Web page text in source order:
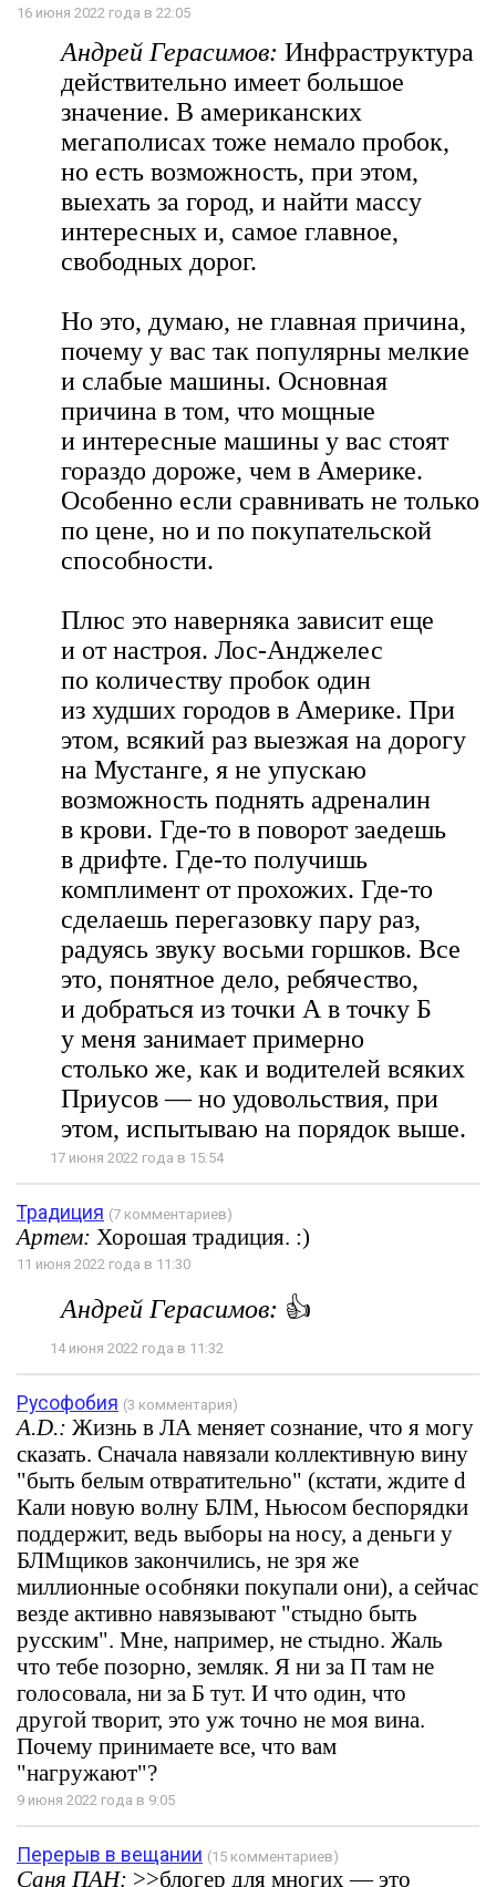
16 июня 2022 года в 22:05
Андрей Герасимов: Инфраструктура
действительно имеет большое
значение. В американских
мегаполисах тоже немало пробок,
но есть возможность, при этом,
выехать за город, и найти массу
интересных и, самое главное,
свободных дорог.
Но это, думаю, не главная причина,
почему у вас так популярны мелкие
и слабые машины. Основная
причина в том, что мощные
и интересные машины у вас стоят
гораздо дороже, чем в Америке.
Особенно если сравнивать не только
по цене, но и по покупательской
способности.
Плюс это наверняка зависит еще
и от настроя. Лос-Анджелес
по количеству пробок один
из худших городов в Америке. При
этом, всякий раз выезжая на дорогу
на Мустанге, я не упускаю
возможность поднять адреналин
в крови. Где-то в поворот заедешь
в дрифте. Где-то получишь
комплимент от прохожих. Где-то
сделаешь перегазовку пару раз,
радуясь звуку восьми горшков. Все
это, понятное дело, ребячество,
и добраться из точки А в точку Б
у меня занимает примерно
столько же, как и водителей всяких
Приусов — но удовольствия, при
этом, испытываю на порядок выше.
17 июня 2022 года в 15:54
Традиция (7 комментариев)
Артем: Хорошая традиция. :)
11 июня 2022 года в 11:30
Андрей Герасимов: 👍
14 июня 2022 года в 11:32
Русофобия (3 комментария)
A.D.: Жизнь в ЛА меняет сознание, что я могу
сказать. Сначала навязали коллективную вину
"быть белым отвратительно" (кстати, ждите d
Кали новую волну БЛМ, Ньюсом беспорядки
поддержит, ведь выборы на носу, а деньги у
БЛМщиков закончились, не зря же
миллионные особняки покупали они), а сейчас
везде активно навязывают "стыдно быть
русским". Мне, например, не стыдно. Жаль
что тебе позорно, земляк. Я ни за П там не
голосовала, ни за Б тут. И что один, что
другой творит, это уж точно не моя вина.
Почему принимаете все, что вам
"нагружают"?
9 июня 2022 года в 9:05
Перерыв в вещании (15 комментариев)
Саня ПАН: >>блогер для многих — это